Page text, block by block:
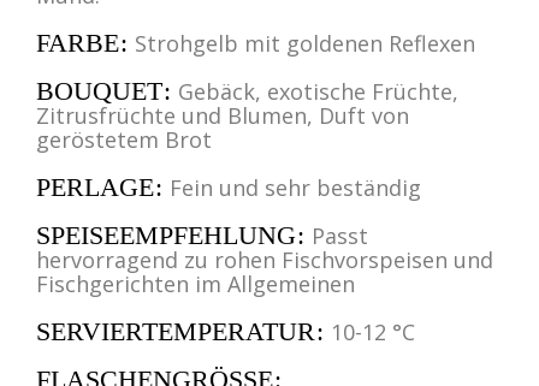
FARBE Strohgelb mit goldenen Reflexen
BOUQUET Gebäck, exotische Früchte,
Zitrusfrüchte und Blumen, Duft von
geröstetem Brot
PERLAGE Fein und sehr beständig
SPEISEEMPFEHLUNG Passt
hervorragend zu rohen Fischvorspeisen und
Fischgerichten im Allgemeinen
SERVIERTEMPERATUR 10-12 °C
FLASCHENGRÖSSE